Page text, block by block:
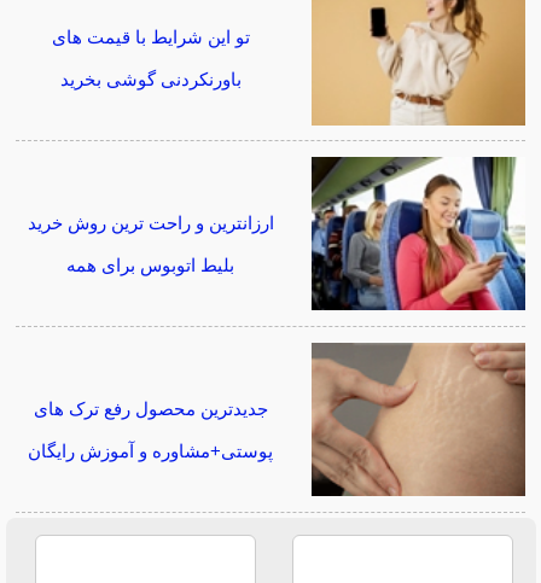
تو این شرایط با قیمت های
باورنکردنی گوشی بخرید
ارزانترین و راحت ترین روش خرید
بلیط اتوبوس برای همه
جدیدترین محصول رفع ترک های
پوستی+مشاوره و آموزش رایگان